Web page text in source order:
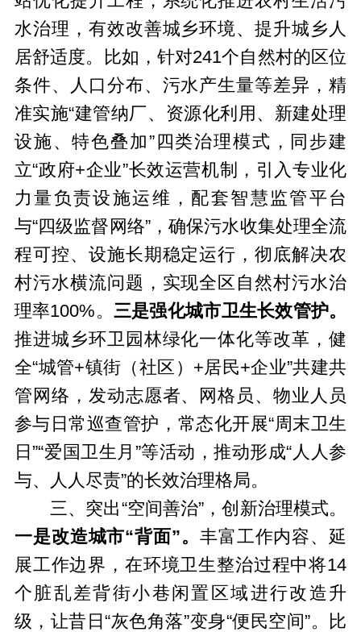
水治理，有效改善城乡环境、提升城乡人
居舒适度。比如，针对241个自然村的区位
条件、人口分布、污水产生量等差异，精
准实施“建管纳厂、资源化利用、新建处理
设施、特色叠加”四类治理模式，同步建
立“政府+企业”长效运营机制，引入专业化
力量负责设施运维，配套智慧监管平台
与“四级监督网络”，确保污水收集处理全流
程可控、设施长期稳定运行，彻底解决农
村污水横流问题，实现全区自然村污水治
理率100%。 三是强化城市卫生长效管护。
推进城乡环卫园林绿化一体化等改革，健
全“城管+镇街（社区）+居民+企业”共建共
管网络，发动志愿者、网格员、物业人员
参与日常巡查管护，常态化开展“周末卫生
日”“爱国卫生月”等活动，推动形成“人人参
与、人人尽责”的长效治理格局。
三、突出“空间善治”，创新治理模式。
一是改造城市“背面”。 丰富工作内容、延
展工作边界，在环境卫生整治过程中将14
个脏乱差背街小巷闲置区域进行改造升
级，让昔日“灰色角落”变身“便民空间”。比